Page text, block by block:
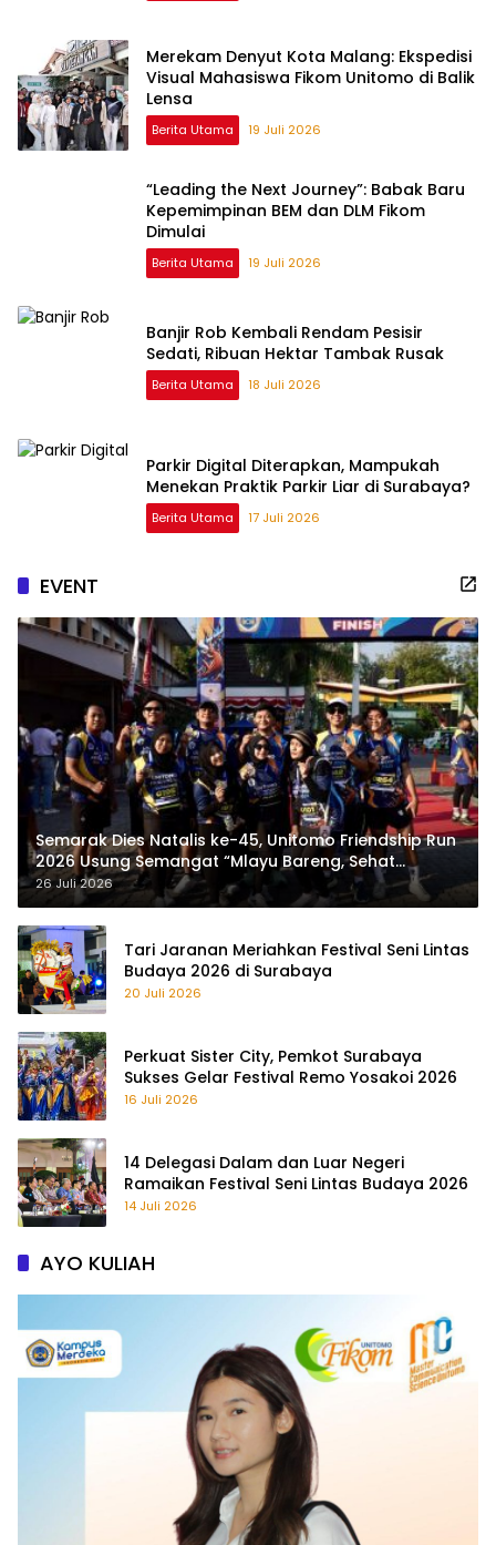
Merekam Denyut Kota Malang: Ekspedisi
Visual Mahasiswa Fikom Unitomo di Balik
Lensa
Berita Utama 19 Juli 2026
“Leading the Next Journey”: Babak Baru
Kepemimpinan BEM dan DLM Fikom
Dimulai
Berita Utama 19 Juli 2026
Banjir Rob Kembali Rendam Pesisir
Sedati, Ribuan Hektar Tambak Rusak
Berita Utama 18 Juli 2026
Parkir Digital Diterapkan, Mampukah
Menekan Praktik Parkir Liar di Surabaya?
Berita Utama 17 Juli 2026
EVENT
Semarak Dies Natalis ke-45, Unitomo Friendship Run
2026 Usung Semangat “Mlayu Bareng, Sehat
Bareng”
26 Juli 2026
Tari Jaranan Meriahkan Festival Seni Lintas
Budaya 2026 di Surabaya
20 Juli 2026
Perkuat Sister City, Pemkot Surabaya
Sukses Gelar Festival Remo Yosakoi 2026
16 Juli 2026
14 Delegasi Dalam dan Luar Negeri
Ramaikan Festival Seni Lintas Budaya 2026
14 Juli 2026
AYO KULIAH